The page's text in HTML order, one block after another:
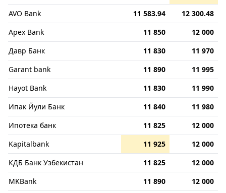
AVO Bank
11 583.94
12 300.48
Apex Bank
11 850
12 000
Давр Банк
11 830
11 970
Garant bank
11 890
11 995
Hayot Bank
11 830
11 990
Ипак Йули Банк
11 840
11 980
Ипотека банк
11 825
12 000
Kapitalbank
11 925
12 000
КДБ Банк Узбекистан
11 825
12 000
MKBank
11 890
12 000